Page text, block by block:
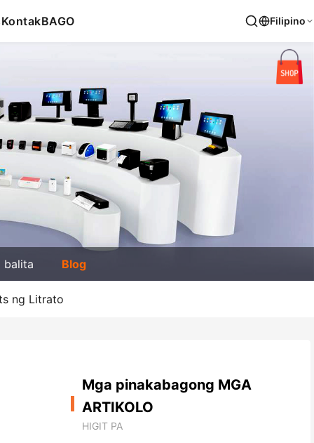
KontakBAGO Filipino
balita Blog
ng Litrato
Mga pinakabagong MGA
ARTIKOLO
HIGIT PA